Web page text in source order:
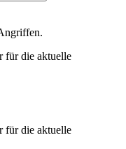
für die aktuelle
für die aktuelle